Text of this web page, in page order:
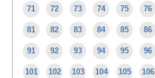
71 72 73 74 75 76
81 82 83 84 85 86
91 92 93 94 95 96
101 102 103 104 105 106